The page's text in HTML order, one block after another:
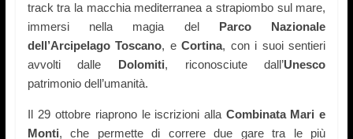
track tra la macchia mediterranea a strapiombo sul mare,
immersi nella magia del Parco Nazionale
dell’Arcipelago Toscano, eCortina, con i suoi sentieri
avvolti dalle Dolomiti, riconosciute dall’Unesco
patrimonio dell’umanità.
Il 29 ottobreriaprono le iscrizioni allaCombinata Mari e
Monti, che permette di correre due garetra le più